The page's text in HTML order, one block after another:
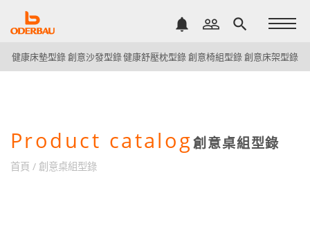
notifications people_outline search
健康床墊型錄創意沙發型錄健康舒壓枕型錄創意椅組型錄創意床架型錄
Product catalog創意桌組型錄
首頁 / 創意桌組型錄